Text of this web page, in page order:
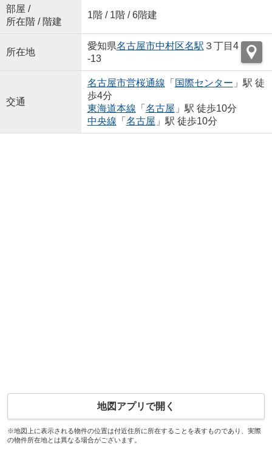
部屋 /
所在階 / 階建
1階 / 1階 / 6階建
所在地
愛知県名古屋市中村区名駅 ３丁目4
-13
交通
名古屋市営桜通線 「 国際センター 」駅 徒
歩4分
東海道本線 「 名古屋 」駅 徒歩10分
中央線 「 名古屋 」駅 徒歩10分
地図アプリで開く
※地図上に表示される物件の位置は付近住所に所在することを表すものであり、実際
の物件所在地とは異なる場合がございます。